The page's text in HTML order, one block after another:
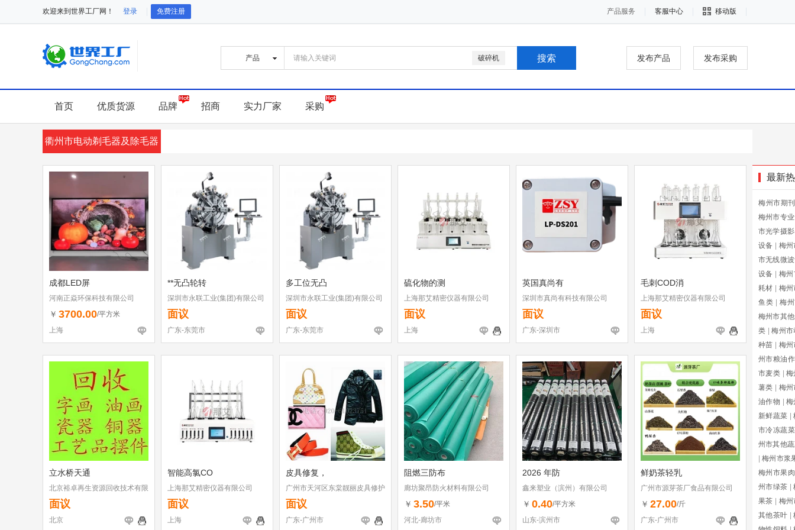
欢迎来到世界工厂网！ 登录 免费注册 产品服务 客服中心 移动版
破碎机 发布产品 发布采购
首页 优质货源 品牌 招商 实力厂家 采购
衢州市电动剃毛器及除毛器
成都LED屏
河南正焱环保科技有限公司
￥ 3700.00/平方米
上海
**无凸轮转
深圳市永联工业(集团)有限公司
东莞分公司
面议
广东-东莞市
多工位无凸
深圳市永联工业(集团)有限公司
东莞分公司
面议
广东-东莞市
硫化物的测
上海那艾精密仪器有限公司
面议
上海
英国真尚有
深圳市真尚有科技有限公司
面议
广东-深圳市
毛刺COD消
上海那艾精密仪器有限公司
面议
上海
立水桥天通
北京裕卓再生资源回收技术有限
公司
面议
北京
智能高氯CO
上海那艾精密仪器有限公司
面议
上海
皮具修复，
广州市天河区东棠靓丽皮具修护
店
面议
广东-广州市
阻燃三防布
廊坊聚昂防火材料有限公司
￥ 3.50/平米
河北-廊坊市
2026 年防
鑫来塑业（滨州）有限公司
￥ 0.40/平方米
山东-滨州市
鲜奶茶轻乳
广州市源芽茶厂食品有限公司
￥ 27.00/斤
广东-广州市
最新
梅州市期
梅州市专
市光学摄
设备
梅
市无线微
设备
梅
耗材
梅
鱼类
梅
梅州市其
类
梅州市
种苗
梅
州市粮油
市麦类
梅
薯类
梅州
油作物
梅
新鲜蔬菜
市冷冻蔬菜
州市其他
梅州市浆
梅州市果
州市绿茶
果茶
梅
其他茶叶